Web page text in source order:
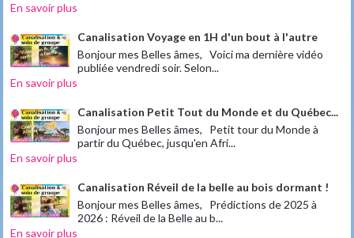
En savoir plus
Canalisation Voyage en 1H d'un bout à l'autre
Bonjour mes Belles âmes, Voici ma dernière vidéo
publiée vendredi soir. Selon...
En savoir plus
Canalisation Petit Tout du Monde et du Québec...
Bonjour mes Belles âmes, Petit tour du Monde à
partir du Québec, jusqu'en Afri...
En savoir plus
Canalisation Réveil de la belle au bois dormant !
Bonjour mes Belles âmes, Prédictions de 2025 à
2026 : Réveil de la Belle au b...
En savoir plus